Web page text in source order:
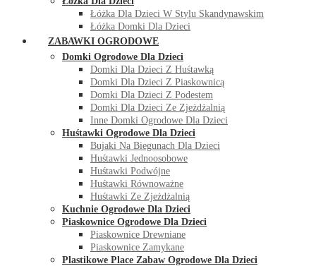
Łóżka Dla Dzieci W Stylu Skandynawskim
Łóżka Domki Dla Dzieci
ZABAWKI OGRODOWE
Domki Ogrodowe Dla Dzieci
Domki Dla Dzieci Z Huśtawką
Domki Dla Dzieci Z Piaskownicą
Domki Dla Dzieci Z Podestem
Domki Dla Dzieci Ze Zjeżdżalnią
Inne Domki Ogrodowe Dla Dzieci
Huśtawki Ogrodowe Dla Dzieci
Bujaki Na Biegunach Dla Dzieci
Huśtawki Jednoosobowe
Huśtawki Podwójne
Huśtawki Równoważne
Huśtawki Ze Zjeżdżalnią
Kuchnie Ogrodowe Dla Dzieci
Piaskownice Ogrodowe Dla Dzieci
Piaskownice Drewniane
Piaskownice Zamykane
Plastikowe Place Zabaw Ogrodowe Dla Dzieci